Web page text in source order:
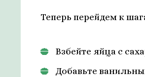
Теперь перейдем к
Взбейте яйца с
Добавьте